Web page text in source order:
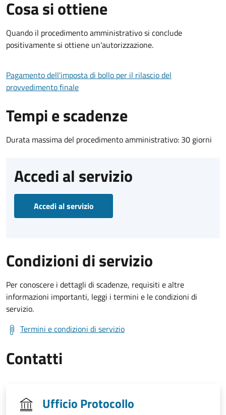
Cosa si ottiene
Quando il procedimento amministrativo si conclude
positivamente si ottiene un'autorizzazione.
Pagamento dell'imposta di bollo per il rilascio del
provvedimento finale
Tempi e scadenze
Durata massima del procedimento amministrativo: 30 giorni
Accedi al servizio
Accedi al servizio
Condizioni di servizio
Per conoscere i dettagli di scadenze, requisiti e altre
informazioni importanti, leggi i termini e le condizioni di
servizio.
Termini e condizioni di servizio
Contatti
Ufficio Protocollo